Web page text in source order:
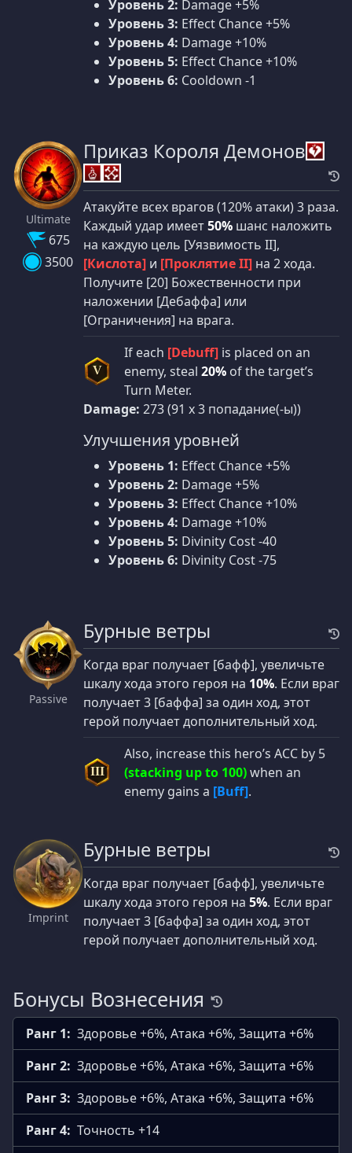
Уровень 2: Damage +5%
Уровень 3: Effect Chance +5%
Уровень 4: Damage +10%
Уровень 5: Effect Chance +10%
Уровень 6: Cooldown -1
Ultimate
675
3500
Приказ Короля Демонов
Атакуйте всех врагов (120% атаки) 3 раза.
Каждый удар имеет50% шанс наложить
на каждую цель [Уязвимость II],
[Кислота] и [Проклятие II] на 2 хода.
Получите [20] Божественности при
наложении [Дебаффа] или
[Ограничения] на врага.
V
If each [Debuff] is placed on an
enemy, steal 20% of the target’s
Turn Meter.
Damage: 273 (91 x 3 попадание(-ы))
Улучшения уровней
Уровень 1: Effect Chance +5%
Уровень 2: Damage +5%
Уровень 3: Effect Chance +10%
Уровень 4: Damage +10%
Уровень 5: Divinity Cost -40
Уровень 6: Divinity Cost -75
Passive
Бурные ветры
Когда враг получает [бафф], увеличьте
шкалу хода этого героя на 10%. Если враг
получает 3 [баффа] за один ход, этот
герой получает дополнительный ход.
III
Also, increase this hero’s ACC by 5
(stacking up to 100)when an
enemy gains a [Buff].
Imprint
Бурные ветры
Когда враг получает [бафф], увеличьте
шкалу хода этого героя на 5%. Если враг
получает 3 [баффа] за один ход, этот
герой получает дополнительный ход.
Бонусы Вознесения
Ранг 1: Здоровье +6%, Атака +6%, Защита +6%
Ранг 2: Здоровье +6%, Атака +6%, Защита +6%
Ранг 3: Здоровье +6%, Атака +6%, Защита +6%
Ранг 4: Точность +14